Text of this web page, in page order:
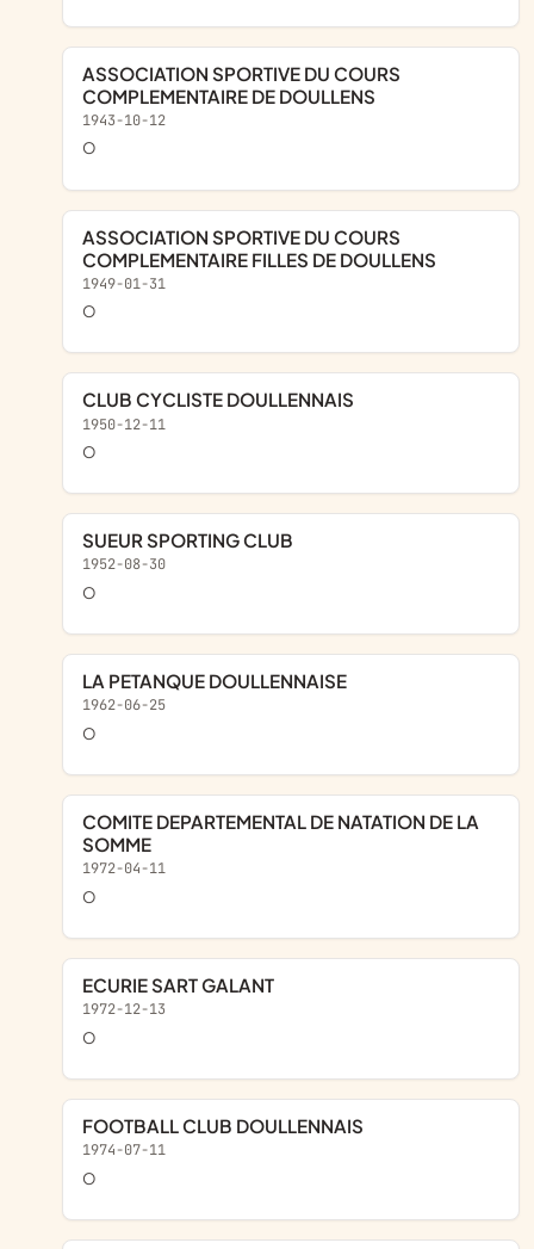
ASSOCIATION SPORTIVE DU COURS
COMPLEMENTAIRE DE DOULLENS
1943-10-12
o
ASSOCIATION SPORTIVE DU COURS
COMPLEMENTAIRE FILLES DE DOULLENS
1949-01-31
o
CLUB CYCLISTE DOULLENNAIS
1950-12-11
o
SUEUR SPORTING CLUB
1952-08-30
o
LA PETANQUE DOULLENNAISE
1962-06-25
o
COMITE DEPARTEMENTAL DE NATATION DE LA
SOMME
1972-04-11
o
ECURIE SART GALANT
1972-12-13
o
FOOTBALL CLUB DOULLENNAIS
1974-07-11
o